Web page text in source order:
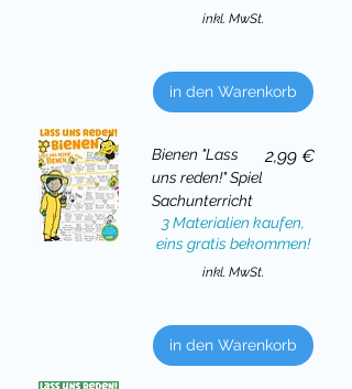
inkl. MwSt.
in den Warenkorb
Bienen "Lass
uns reden!" Spiel
Sachunterricht
Preis
2,99 €
3 Materialien kaufen,
eins gratis bekommen!
inkl. MwSt.
in den Warenkorb